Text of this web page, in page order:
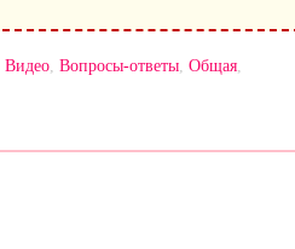
Видео, Вопросы-ответы, Общая,